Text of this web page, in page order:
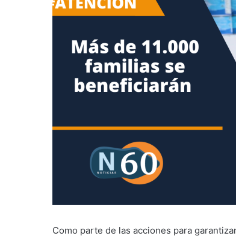
Como parte de las acciones para